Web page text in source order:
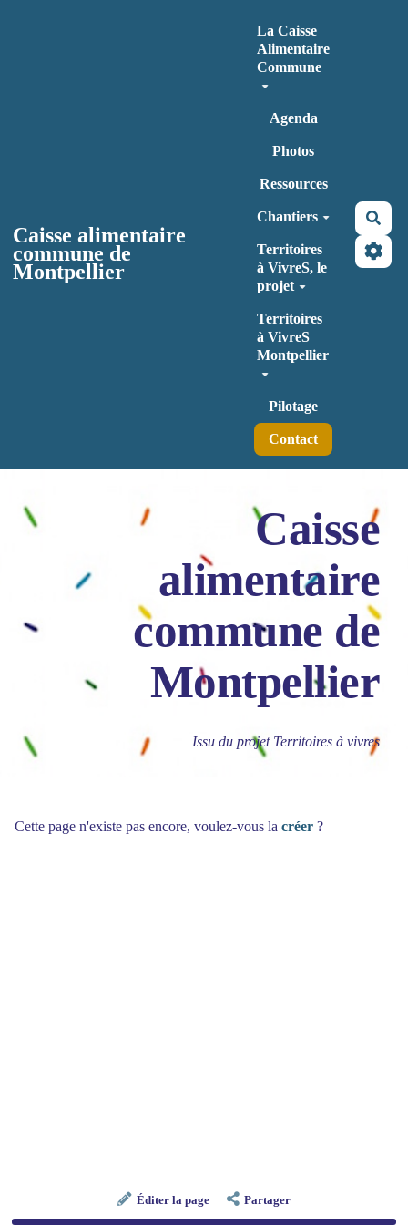
Caisse alimentaire
commune de
Montpellier
La Caisse
Alimentaire
Commune
Agenda
Photos
Ressources
Chantiers
Territoires
à VivreS, le
projet
Territoires
à VivreS
Montpellier
Pilotage
Contact
Caisse
alimentaire
commune de
Montpellier
Issu du projet Territoires à vivres
Cette page n'existe pas encore, voulez-vous la créer ?
Éditer la page Partager